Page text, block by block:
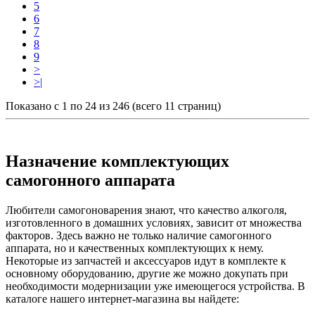
5
6
7
8
9
>
>|
Показано с 1 по 24 из 246 (всего 11 страниц)
Назначение комплектующих
самогонного аппарата
Любители самогоноварения знают, что качество алкоголя,
изготовленного в домашних условиях, зависит от множества
факторов. Здесь важно не только наличие самогонного
аппарата, но и качественных комплектующих к нему.
Некоторые из запчастей и аксессуаров идут в комплекте к
основному оборудованию, другие же можно докупать при
необходимости модернизации уже имеющегося устройства. В
каталоге нашего интернет-магазина вы найдете: